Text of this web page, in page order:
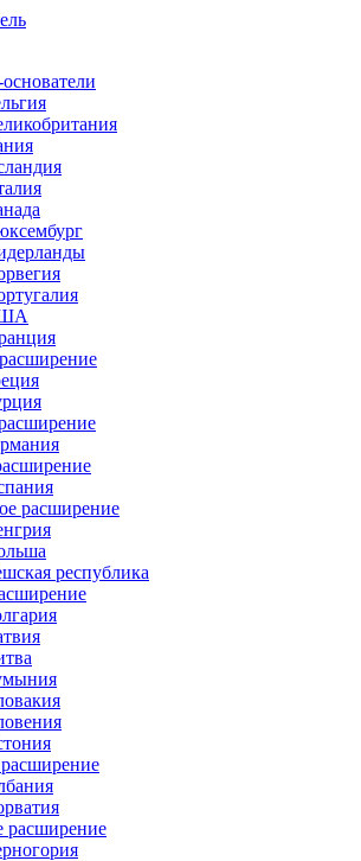
расширение
республика
расширение